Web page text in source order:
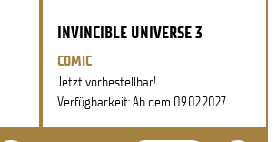
INVINCIBLE UNIVERSE 3
COMIC
Jetzt vorbestellbar!
Verfügbarkeit: Ab dem 09.02.2027